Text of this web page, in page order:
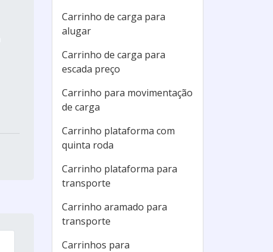
Carrinho de carga para
alugar
Carrinho de carga para
escada preço
Carrinho para movimentação
de carga
Carrinho plataforma com
quinta roda
Carrinho plataforma para
transporte
Carrinho aramado para
transporte
Carrinhos para